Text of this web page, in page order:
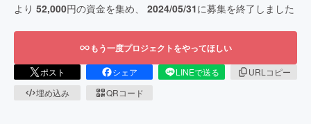
より 52,000円の資金を集め、 2024/05/31に募集を終了しました
もう一度プロジェクトをやってほしい
ポスト シェア LINEで送る
URLコピー
埋め込み
QRコード